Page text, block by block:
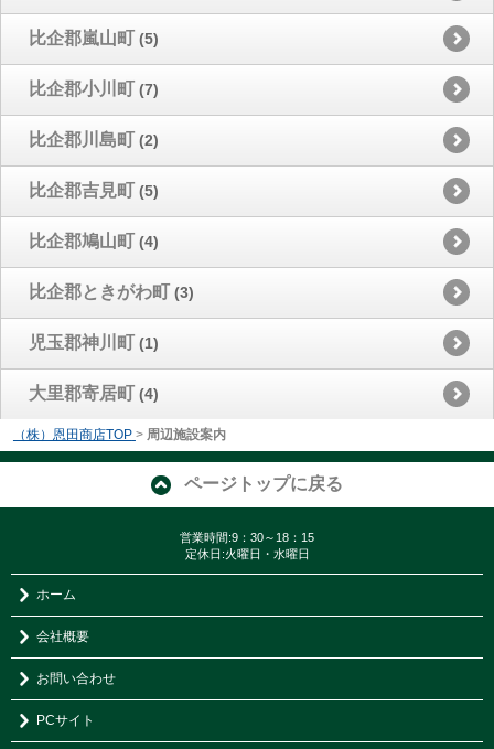
比企郡嵐山町 (5)
比企郡小川町 (7)
比企郡川島町 (2)
比企郡吉見町 (5)
比企郡鳩山町 (4)
比企郡ときがわ町 (3)
児玉郡神川町 (1)
大里郡寄居町 (4)
（株）恩田商店TOP > 周辺施設案内
ページトップに戻る
営業時間:9：30～18：15
定休日:火曜日・水曜日
ホーム
会社概要
お問い合わせ
PCサイト